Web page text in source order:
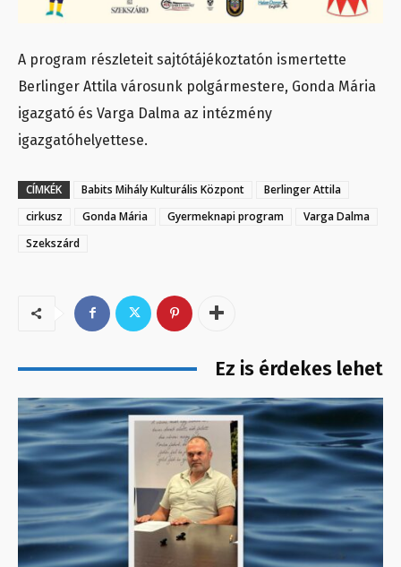
A program részleteit sajtótájékoztatón ismertette
Berlinger Attila városunk polgármestere, Gonda Mária
igazgató és Varga Dalma az intézmény
igazgatóhelyettese.
CÍMKÉK Babits Mihály Kulturális Központ
Berlinger Attila
cirkusz
Gonda Mária Gyermeknapi program
Varga Dalma
Szekszárd
Ez is érdekes lehet